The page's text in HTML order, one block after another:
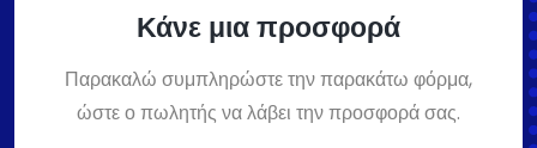
Κάνε μια προσφορά
Παρακαλώ συμπληρώστε την παρακάτω φόρμα,
ώστε ο πωλητής να λάβει την προσφορά σας.